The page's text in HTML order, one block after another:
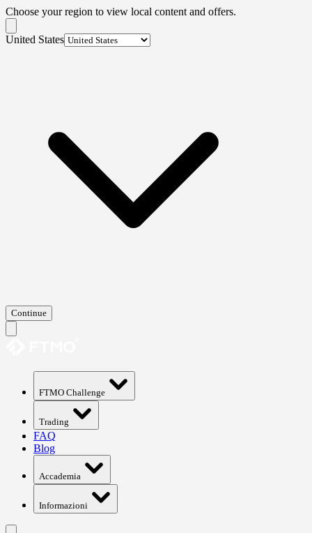
Choose your region to view local content and offers.
United States
Continue
FTMO Challenge
Trading
FAQ
Blog
Accademia
Informazioni